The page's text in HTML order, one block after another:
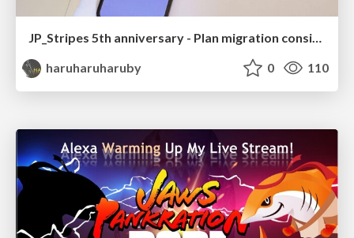
haruharuharuby
0 110